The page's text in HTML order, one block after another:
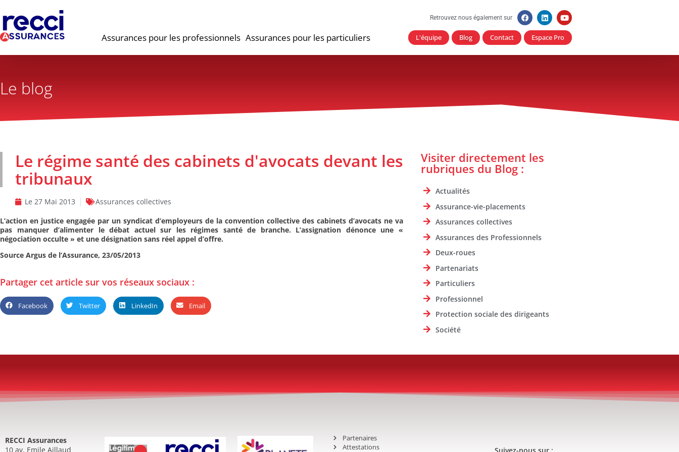
Assurances pour les professionnels Assurances pour les particuliers
Retrouvez nous également sur
L'équipe Blog Contact Espace Pro
Le blog
Le régime santé des cabinets d'avocats devant les
tribunaux
Le 27 Mai 2013
Assurances collectives
L’action en justice engagée par un syndicat d’employeurs de la convention collective des cabinets d’avocats ne va
pas manquer d’alimenter le débat actuel sur les régimes santé de branche. L’assignation dénonce une «
négociation occulte » et une désignation sans réel appel d’offre.
Source Argus de l’Assurance, 23/05/2013
Partager cet article sur vos réseaux sociaux :
Facebook Twitter LinkedIn Email
Visiter directement les
rubriques du Blog :
Actualités
Assurance-vie-placements
Assurances collectives
Assurances des Professionnels
Deux-roues
Partenariats
Particuliers
Professionnel
Protection sociale des dirigeants
Société
RECCI Assurances
10 av. Emile Aillaud
Partenaires
Attestations
Suivez-nous sur :